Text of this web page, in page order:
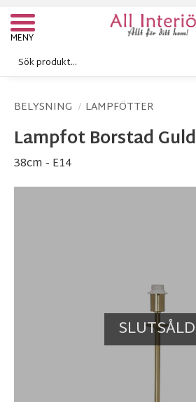
Meny
BELYSNING LAMPFÖTTER
Lampfot Borstad Guld
38cm - E14
SLUTSÅLD